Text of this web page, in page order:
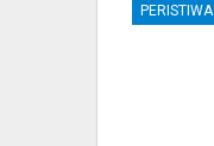
PERISTIWA